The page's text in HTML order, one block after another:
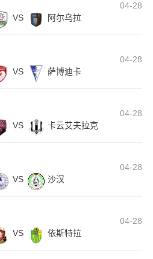
04-28
VS 阿尔乌拉
04-28
VS 萨博迪卡
04-28
VS 卡云艾夫拉克
04-28
VS 沙汉
04-28
VS 依斯特拉